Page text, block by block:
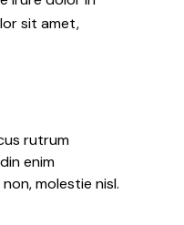
sit amet,
rutrum
enim
molestie nisl.